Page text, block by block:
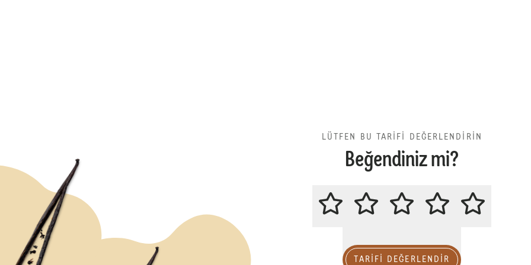
LÜTFEN BU TARİFİ DEĞERLENDİRİN
Beğendiniz mi?
LÜTFEN BU TARİFİ
TARIFI DEĞERLENDİR